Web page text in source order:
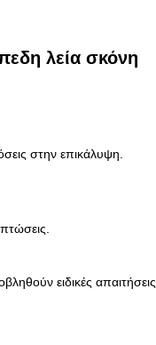
λεία σκόνη
στην επικάλυψη.
ειδικές